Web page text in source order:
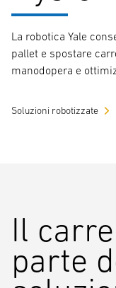
La robotica Yale
pallet e spostare
manodopera e
Soluzioni robotizzate
Il
parte